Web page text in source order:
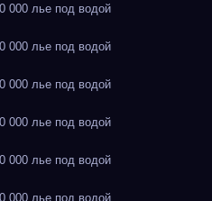
лье под водой
лье под водой
лье под водой
лье под водой
лье под водой
лье под водой